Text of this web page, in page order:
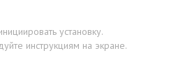
установку.
инструкциям на экране.